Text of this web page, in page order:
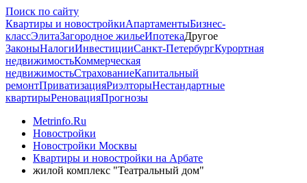
Поиск по сайту
Квартиры и новостройкиАпартаментыБизнес-
классЭлитаЗагородное жильеИпотекаДругое
ЗаконыНалогиИнвестицииСанкт-ПетербургКурортная
недвижимостьКоммерческая
недвижимостьСтрахованиеКапитальный
ремонтПриватизацияРиэлторыНестандартные
квартирыРеновацияПрогнозы
Metrinfo.Ru
Новостройки
Новостройки Москвы
Квартиры и новостройки на Арбате
жилой комплекс "Театральный дом"